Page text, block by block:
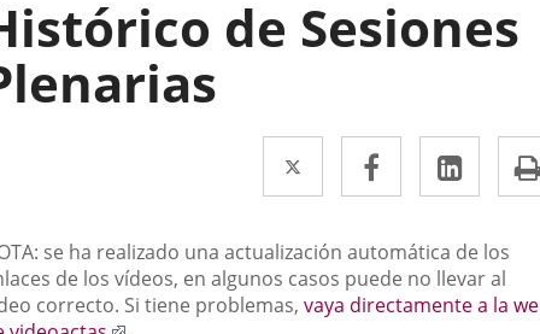
de Sesiones
Twitter
Enlace
a
una
aplicación
externa.
Facebook
Enlace
a
una
aplicación
externa.
a
una
se ha realizado una actualización automática de los
de los vídeos, en algunos casos puede no llevar al
correcto. Si tiene problemas, vaya directamente a la